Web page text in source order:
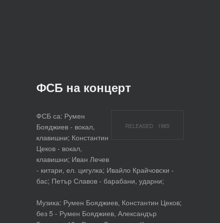
ФСБ на концерт
RELEASED 1985
ФСБ са: Румен
Бояджиев - вокал,
клавишни; Константин
Цеков - вокал,
клавишни; Иван Лечев
- китари, ел. цигулка; Ивайло Крайчовски -
бас; Петър Славов - барабани, ударни;
Музика: Румен Бояджиев, Константин Цеков;
без 5 - Румен Бояджиев, Александър